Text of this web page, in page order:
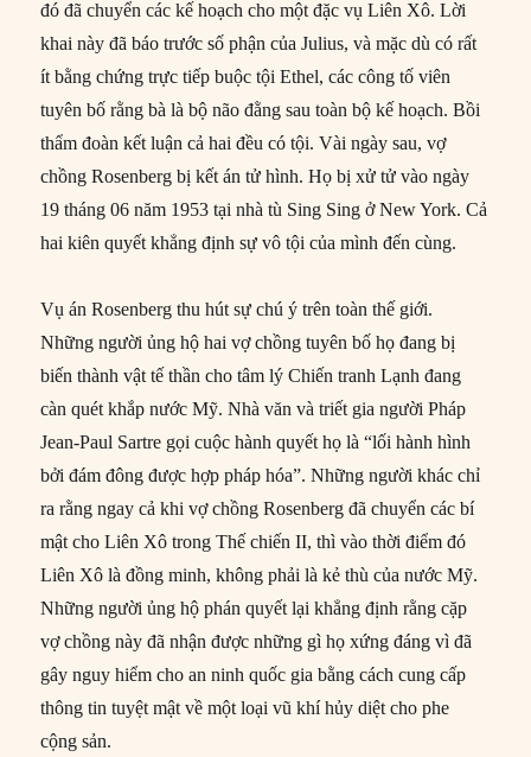
đó đã chuyển các kế hoạch cho một đặc vụ Liên Xô. Lời
khai này đã báo trước số phận của Julius, và mặc dù có rất
ít bằng chứng trực tiếp buộc tội Ethel, các công tố viên
tuyên bố rằng bà là bộ não đằng sau toàn bộ kế hoạch. Bồi
thẩm đoàn kết luận cả hai đều có tội. Vài ngày sau, vợ
chồng Rosenberg bị kết án tử hình. Họ bị xử tử vào ngày
19 tháng 06 năm 1953 tại nhà tù Sing Sing ở New York. Cả
hai kiên quyết khẳng định sự vô tội của mình đến cùng.
Vụ án Rosenberg thu hút sự chú ý trên toàn thế giới.
Những người ủng hộ hai vợ chồng tuyên bố họ đang bị
biến thành vật tế thần cho tâm lý Chiến tranh Lạnh đang
càn quét khắp nước Mỹ. Nhà văn và triết gia người Pháp
Jean-Paul Sartre gọi cuộc hành quyết họ là “lối hành hình
bởi đám đông được hợp pháp hóa”. Những người khác chỉ
ra rằng ngay cả khi vợ chồng Rosenberg đã chuyển các bí
mật cho Liên Xô trong Thế chiến II, thì vào thời điểm đó
Liên Xô là đồng minh, không phải là kẻ thù của nước Mỹ.
Những người ủng hộ phán quyết lại khẳng định rằng cặp
vợ chồng này đã nhận được những gì họ xứng đáng vì đã
gây nguy hiểm cho an ninh quốc gia bằng cách cung cấp
thông tin tuyệt mật về một loại vũ khí hủy diệt cho phe
cộng sản.